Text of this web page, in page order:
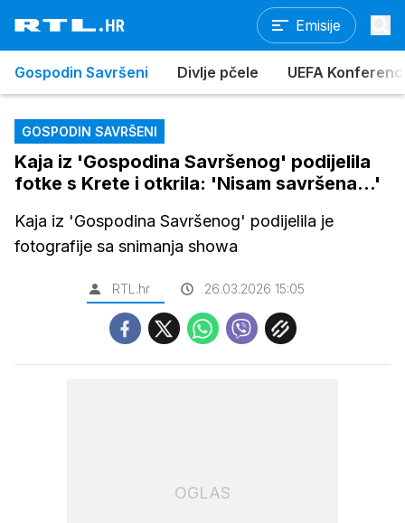
Emisije
Gospodin Savršeni Divlje pčele UEFA
GOSPODIN SAVRŠENI
Kaja iz 'Gospodina Savršenog' podijelila
fotke s Krete i otkrila: 'Nisam savršena...'
Kaja iz 'Gospodina Savršenog' podijelila je
fotografije sa snimanja showa
RTL.hr 26.03.2026 15:05
OGLAS